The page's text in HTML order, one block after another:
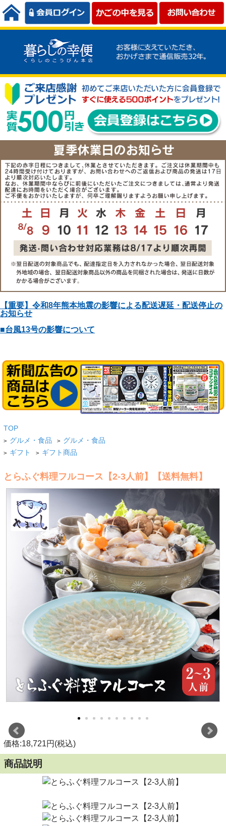
【重要】令和8年熊本地震の影響による配送遅延・配送停止の
お知らせ
■台風13号の影響について
TOP
> グルメ・食品 > グルメ・食品
> ギフト > ギフト商品
とらふぐ料理フルコース【2-3人前】【送料無料】
価格:18,721円(税込)
商品説明